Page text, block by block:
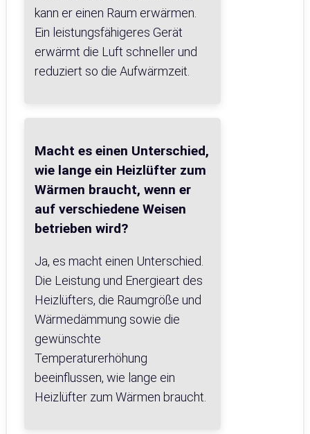
kann er einen Raum erwärmen.
Ein leistungsfähigeres Gerät
erwärmt die Luft schneller und
reduziert so die Aufwärmzeit.
Macht es einen Unterschied,
wie lange ein Heizlüfter zum
Wärmen braucht, wenn er
auf verschiedene Weisen
betrieben wird?
Ja, es macht einen Unterschied.
Die Leistung und Energieart des
Heizlüfters, die Raumgröße und
Wärmedämmung sowie die
gewünschte
Temperaturerhöhung
beeinflussen, wie lange ein
Heizlüfter zum Wärmen braucht.